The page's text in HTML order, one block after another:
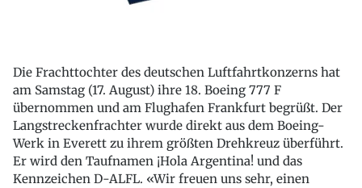
Die Frachttochter des deutschen Luftfahrtkonzerns hat
am Samstag (17. August) ihre 18. Boeing 777 F
übernommen und am Flughafen Frankfurt begrüßt. Der
Langstreckenfrachter wurde direkt aus dem Boeing-
Werk in Everett zu ihrem größten Drehkreuz überführt.
Er wird den Taufnamen ¡Hola Argentina! und das
Kennzeichen D-ALFL. «Wir freuen uns sehr, einen